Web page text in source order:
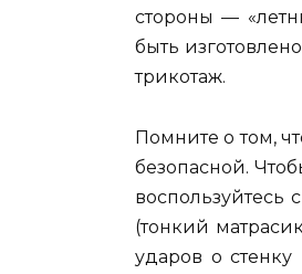
стороны —
быть
трикотаж.
Помните о том,
безопасной.
(тонкий
ударов о стенку